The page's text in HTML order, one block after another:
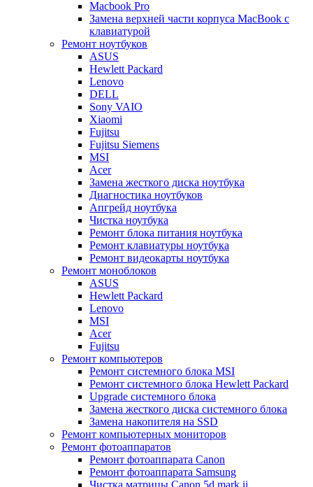
Macbook Pro
Замена верхней части корпуса MacBook с
клавиатурой
Ремонт ноутбуков
ASUS
Hewlett Packard
Lenovo
DELL
Sony VAIO
Xiaomi
Fujitsu
Fujitsu Siemens
MSI
Acer
Замена жесткого диска ноутбука
Диагностика ноутбуков
Апгрейд ноутбука
Чистка ноутбука
Ремонт блока питания ноутбука
Ремонт клавиатуры ноутбука
Ремонт видеокарты ноутбука
Ремонт моноблоков
ASUS
Hewlett Packard
Lenovo
MSI
Acer
Fujitsu
Ремонт компьютеров
Ремонт системного блока MSI
Ремонт системного блока Hewlett Packard
Upgrade системного блока
Замена жесткого диска системного блока
Замена накопителя на SSD
Ремонт компьютерных мониторов
Ремонт фотоаппаратов
Ремонт фотоаппарата Canon
Ремонт фотоаппарата Samsung
Чистка матрицы Canon 5d mark ii